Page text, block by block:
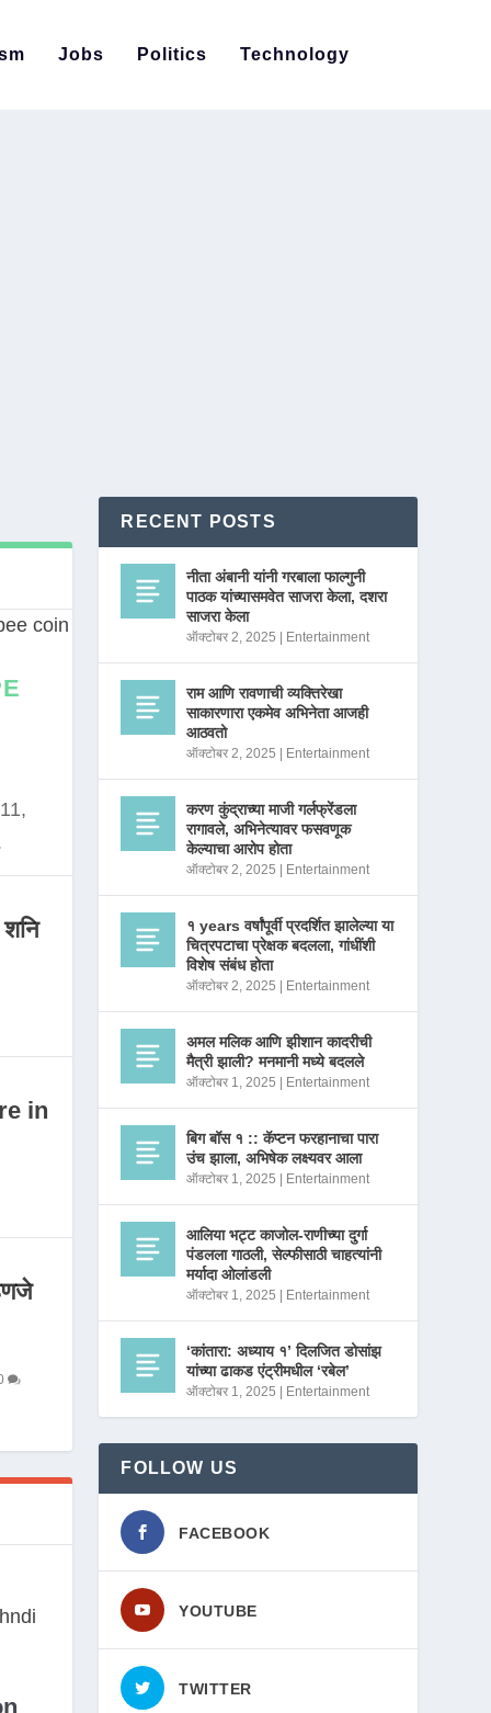
Jobs Politics Technology
in
RECENT POSTS
नीता अंबानी यांनी गरबाला फाल्गुनी
पाठक यांच्यासमवेत साजरा केला, दशरा
साजरा केला
ऑक्टोबर 2, 2025 Entertainment
राम आणि रावणाची व्यक्तिरेखा
साकारणारा एकमेव अभिनेता आजही
आठवतो
ऑक्टोबर 2, 2025 Entertainment
करण कुंद्राच्या माजी गर्लफ्रेंडला
रागावले, अभिनेत्यावर फसवणूक
केल्याचा आरोप होता
ऑक्टोबर 2, 2025 Entertainment
१ years वर्षांपूर्वी प्रदर्शित झालेल्या या
चित्रपटाचा प्रेक्षक बदलला, गांधींशी
विशेष संबंध होता
ऑक्टोबर 2, 2025 Entertainment
अमल मलिक आणि झीशान कादरीची
मैत्री झाली? मनमानी मध्ये बदलले
ऑक्टोबर 1, 2025 Entertainment
बिग बॉस १ :: कॅप्टन फरहानाचा पारा
उंच झाला, अभिषेक लक्ष्यवर आला
ऑक्टोबर 1, 2025 Entertainment
आलिया भट्ट काजोल-राणीच्या दुर्गा
पंडलला गाठली, सेल्फीसाठी चाहत्यांनी
मर्यादा ओलांडली
ऑक्टोबर 1, 2025 Entertainment
‘कांतारा: अध्याय १’ दिलजित डोसांझ
यांच्या ढाकड एंट्रीमधील ‘रबेल’
ऑक्टोबर 1, 2025 Entertainment
FOLLOW US
FACEBOOK
YOUTUBE
TWITTER